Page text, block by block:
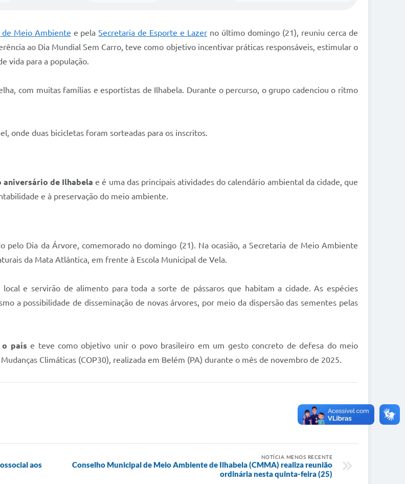
de Meio Ambiente e pelaSecretaria de Esporte e Lazer no último domingo (21), reuniu cerca de
ao Dia Mundial Sem Carro, teve como objetivo incentivar práticas responsáveis, estimular o
vida para a população.
com muitas famílias e esportistas de Ilhabela. Durante o percurso, o grupo cadenciou o ritmo
onde duas bicicletas foram sorteadas para os inscritos.
de Ilhabela e é uma das principais atividades do calendário ambiental da cidade, que
e à preservação do meio ambiente.
Dia da Árvore, comemorado no domingo (21). Na ocasião, a Secretaria de Meio Ambiente
da Mata Atlântica, em frente à Escola Municipal de Vela.
e servirão de alimento para toda a sorte de pássaros que habitam a cidade. As espécies
a possibilidade de disseminação de novas árvores, por meio da dispersão das sementes pelas
país e teve como objetivo unir o povo brasileiro em um gesto concreto de defesa do meio
Climáticas (COP30), realizada em Belém (PA) durante o mês de novembro de 2025.
aos
NOTÍCIA MENOS RECENTE
Conselho Municipal de Meio Ambiente de Ilhabela (CMMA) realiza reunião
ordinária nesta quinta-feira (25)